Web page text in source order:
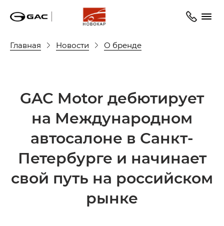
Главная Новости О бренде
GAC Motor дебютирует
на Международном
автосалоне в Санкт-
Петербурге и начинает
свой путь на российском
рынке